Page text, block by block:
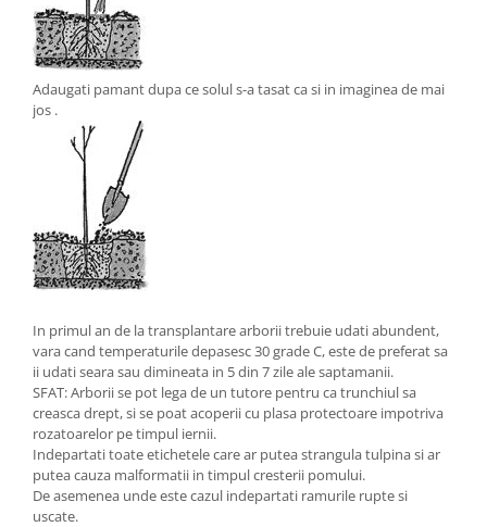
Adaugati pamant dupa ce solul s-a tasat ca si in imaginea de mai
jos .
In primul an de la transplantare arborii trebuie udati abundent,
vara cand temperaturile depasesc 30 grade C, este de preferat sa
ii udati seara sau dimineata in 5 din 7 zile ale saptamanii.
SFAT: Arborii se pot lega de un tutore pentru ca trunchiul sa
creasca drept, si se poat acoperii cu plasa protectoare impotriva
rozatoarelor pe timpul iernii.
Indepartati toate etichetele care ar putea strangula tulpina si ar
putea cauza malformatii in timpul cresterii pomului.
De asemenea unde este cazul indepartati ramurile rupte si
uscate.